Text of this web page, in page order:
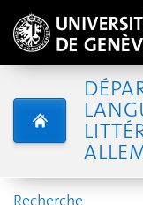
Recherche